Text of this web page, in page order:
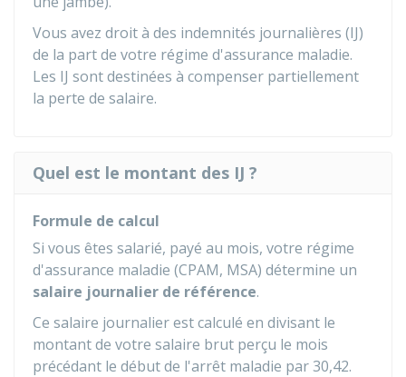
Vous avez droit à des indemnités journalières (IJ)
de la part de votre régime d'assurance maladie.
Les IJ sont destinées à compenser partiellement
la perte de salaire.
Quel est le montant des IJ ?
Formule de calcul
Si vous êtes salarié, payé au mois, votre régime
d'assurance maladie (CPAM, MSA) détermine un
salaire journalier de référence.
Ce salaire journalier est calculé en divisant le
montant de votre salaire brut perçu le mois
précédant le début de l'arrêt maladie par 30,42.